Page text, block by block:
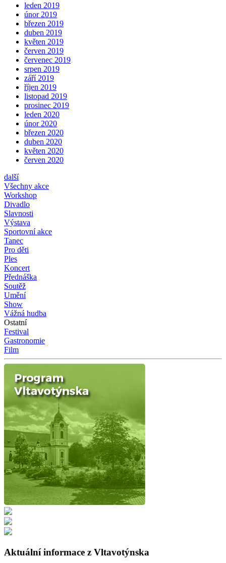
leden 2019
únor 2019
březen 2019
duben 2019
květen 2019
červen 2019
červenec 2019
srpen 2019
září 2019
říjen 2019
listopad 2019
prosinec 2019
leden 2020
únor 2020
březen 2020
duben 2020
květen 2020
červen 2020
další
Všechny akce
Workshop
Divadlo
Slavnosti
Výstava
Sportovní akce
Tanec
Pro děti
Ples
Koncert
Přednáška
Soutěž
Umění
Show
Vážná hudba
Ostatní
Festival
Gastronomie
Film
Aktuální informace z Vltavotýnska